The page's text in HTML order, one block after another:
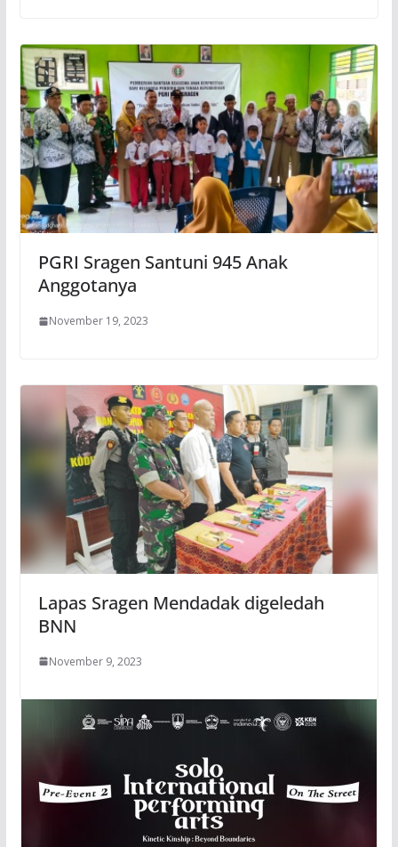
PGRI Sragen Santuni 945 Anak
Anggotanya
November 19, 2023
Lapas Sragen Mendadak digeledah
BNN
November 9, 2023